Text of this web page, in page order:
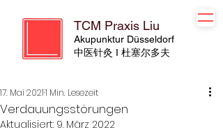
TCM Praxis Liu
Akupunktur Düsseldorf
​​中医针灸 I 杜塞尔多夫
Verdauungsstörungen
17. Mai 20211 Min. Lesezeit
Aktualisiert: 9. März 2022